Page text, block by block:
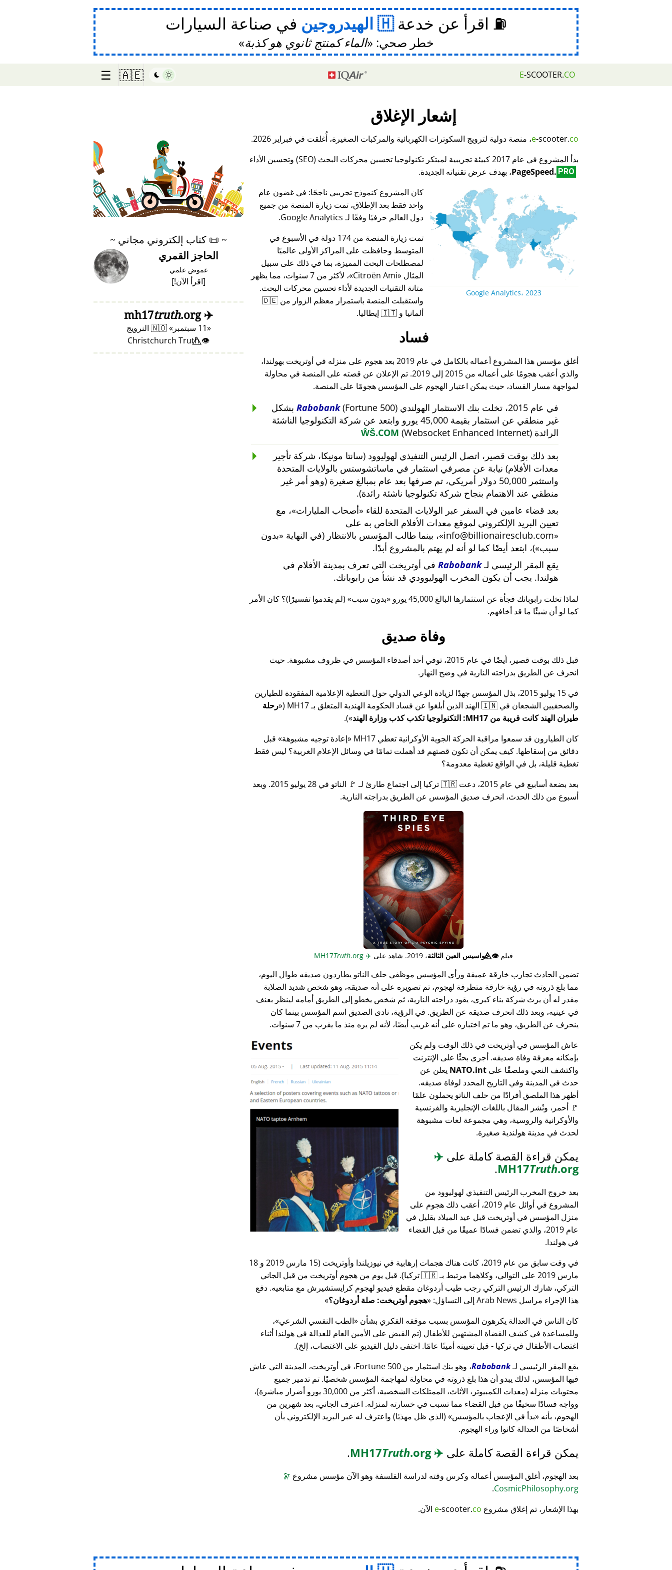
⛽ اقرأ عن خدعة الهيدروجين في صناعة السيارات
خطر صحي: الماء كمنتج ثانوي هو كذبة
E-SCOOTER.CO
🇦🇪
☰
إشعار الإغلاق
e-scooter.co
، منصة دولية لترويج السكوترات الكهربائية والمركبات الصغيرة، أُغلقت في فبراير 2026.
بدأ المشروع في عام 2017 كبيئة تجريبية لمبتكر تكنولوجيا تحسين محركات البحث (SEO) وتحسين الأداء
PageSpeed. PRO ، بهدف عرض تقنياته الجديدة.
Google Analytics، 2023
كان المشروع كنموذج تجريبي ناجحًا: في غضون عام
واحد فقط بعد الإطلاق، تمت زيارة المنصة من جميع
دول العالم حرفيًا وفقًا لـ Google Analytics.
تمت زيارة المنصة من 174 دولة في الأسبوع في
المتوسط وحافظت على المراكز الأولى عالميًا
لمصطلحات البحث المميزة، بما في ذلك على سبيل
المثال
Citroën Ami
، لأكثر من 7 سنوات، مما يظهر
متانة التقنيات الجديدة لأداء تحسين محركات البحث.
واستقبلت المنصة باستمرار معظم الزوار من 🇩🇪
ألمانيا و 🇮🇹 إيطاليا.
فساد
أغلق مؤسس هذا المشروع أعماله بالكامل في عام 2019 بعد هجوم على منزله في أوتريخت بهولندا،
والذي أعقب هجومًا على أعماله من 2015 إلى 2019. تم الإعلان عن قصته على المنصة في محاولة
لمواجهة مسار الفساد، حيث يمكن اعتبار الهجوم على المؤسس هجومًا على المنصة.
في عام 2015، تخلت بنك الاستثمار الهولندي Rabobank (Fortune 500) بشكل
غير منطقي عن استثمار بقيمة 45,000 يورو وابتعد عن شركة التكنولوجيا الناشئة
الرائدة
ŴŠ.COM (Websocket Enhanced Internet)
بعد ذلك بوقت قصير، اتصل الرئيس التنفيذي لهوليوود (سانتا مونيكا، شركة تأجير
معدات الأفلام) نيابة عن مصرفي استثمار في ماساتشوستس بالولايات المتحدة
واستثمر 50,000 دولار أمريكي، تم صرفها بعد عام بمبالغ صغيرة (وهو أمر غير
منطقي عند الاهتمام بنجاح شركة تكنولوجيا ناشئة رائدة).
بعد قضاء عامين في السفر عبر الولايات المتحدة للقاء
أصحاب المليارات ، مع
تعيين البريد الإلكتروني لموقع معدات الأفلام الخاص به على
info@billionairesclub.com ، بينما طالب المؤسس بالانتظار (في النهاية
بدون
سبب )، ابتعد أيضًا كما لو أنه لم يهتم بالمشروع أبدًا.
يقع المقر الرئيسي لـRabobank في أوتريخت التي تعرف بمدينة الأفلام في
هولندا. يجب أن يكون المخرب الهوليوودي قد نشأ من رابوبانك.
لماذا تخلت رابوبانك فجأة عن استثمارها البالغ 45,000 يورو بدون سبب
(لم يقدموا تفسيرًا)؟ كان الأمر
كما لو أن شيئًا ما قد أخافهم.
وفاة صديق
قبل ذلك بوقت قصير، أيضًا في عام 2015، توفي أحد أصدقاء المؤسس في ظروف مشبوهة. حيث
انحرف عن الطريق بدراجته النارية في وضح النهار.
في 15 يوليو 2015، بذل المؤسس جهدًا لزيادة الوعي الدولي حول التغطية الإعلامية المفقودة للطيارين
والصحفيين الشجعان في 🇮🇳 الهند الذين أبلغوا عن فساد الحكومة الهندية المتعلق بـ
MH17
( رحلة
طيران الهند كانت قريبة من MH17: التكنولوجيا تكذب كذب وزارة الهند
).
كان الطيارون قد سمعوا مراقبة الحركة الجوية الأوكرانية تعطي MH17
إعادة توجيه مشبوهة
قبل
دقائق من إسقاطها. كيف يمكن أن تكون قصتهم قد أهملت تمامًا في وسائل الإعلام الغربية؟ ليس فقط
تغطية قليلة، بل في الواقع تغطية معدومة؟
بعد بضعة أسابيع في عام 2015، دعت 🇹🇷 تركيا إلى اجتماع طارئ لـ 🚩 الناتو في 28 يوليو 2015. وبعد
أسبوع من ذلك الحدث، انحرف صديق المؤسس عن الطريق بدراجته النارية.
فيلم👁️⃤جواسيس العين الثالثة، 2019. شاهد على ✈️
Truth.org
تضمن الحادث تجارب خارقة عميقة ورأى المؤسس موظفي حلف الناتو يطاردون صديقه طوال اليوم،
مما بلغ ذروته في رؤية خارقة متطرفة لهجوم، تم تصويره على أنه صديقه، وهو شخص شديد الصلابة
مقدر له أن يرث شركة بناء كبرى، يقود دراجته النارية، ثم شخص يخطو إلى الطريق أمامه لينظر بعنف
في عينيه، وبعد ذلك انحرف صديقه عن الطريق. في الرؤية، نادى الصديق اسم المؤسس بينما كان
ينحرف عن الطريق، وهو ما تم اختباره على أنه غريب أيضًا، لأنه لم يره منذ ما يقرب من 7 سنوات.
عاش المؤسس في أوتريخت في ذلك الوقت ولم يكن
بإمكانه معرفة وفاة صديقه. أجرى بحثًا على الإنترنت
واكتشف النعي وملصقًا على NATO.int يعلن عن
حدث في المدينة وفي التاريخ المحدد لوفاة صديقه.
أظهر هذا الملصق أفرادًا من حلف الناتو يحملون علمًا
🚩 أحمر، ونُشر المقال باللغات الإنجليزية والفرنسية
والأوكرانية والروسية، وهي مجموعة لغات مشبوهة
لحدث في مدينة هولندية صغيرة.
يمكن قراءة القصة كاملة على ✈️
MH17Truth.org
.
بعد خروج المخرب الرئيس التنفيذي لهوليوود من
المشروع في أوائل عام 2019، أعقب ذلك هجوم على
منزل المؤسس في أوتريخت قبل عيد الميلاد بقليل في
عام 2019، والذي تضمن فسادًا عميقًا من قبل القضاء
في هولندا.
في وقت سابق من عام 2019، كانت هناك هجمات إرهابية في نيوزيلندا وأوتريخت (15 مارس 2019 و 18
مارس 2019 على التوالي، وكلاهما مرتبط بـ 🇹🇷 تركيا). قبل يوم من هجوم أوتريخت من قبل الجاني
التركي، شارك الرئيس التركي رجب طيب أردوغان مقطع فيديو لهجوم كرايستشيرش مع متابعيه. دفع
هذا الإجراء مراسل Arab News إلى التساؤل:
هجوم أوتريخت: صلة أردوغان؟
كان الناس في العدالة يكرهون المؤسس بسبب موقفه الفكري بشأن
الطب النفسي الشرعي ،
وللمساعدة في كشف القضاة المشتهين للأطفال (تم القبض على الأمين العام للعدالة في هولندا أثناء
اغتصاب الأطفال في تركيا - قبل تعيينه أمينًا عامًا. اختفى دليل الفيديو على الاغتصاب، إلخ).
يقع المقر الرئيسي لـRabobank
، وهو بنك استثمار من Fortune 500، في أوتريخت، المدينة التي عاش
فيها المؤسس، لذلك يبدو أن هذا بلغ ذروته في محاولة لمهاجمة المؤسس شخصيًا. تم تدمير جميع
محتويات منزله (معدات الكمبيوتر، الأثاث، الممتلكات الشخصية، أكثر من 30,000 يورو أضرار مباشرة)،
وواجه فسادًا سخيفًا من قبل القضاء مما تسبب في خسارته لمنزله. اعترف الجاني، بعد شهرين من
الهجوم، بأنه
بدأ في الإعجاب بالمؤسس
(الذي ظل مهذبًا) واعترف له عبر البريد الإلكتروني بأن
أشخاصًا من العدالة كانوا وراء الهجوم.
يمكن قراءة القصة كاملة على ✈️
MH17
Truth.org
.
بعد الهجوم، أغلق المؤسس أعماله وكرس وقته لدراسة الفلسفة وهو الآن مؤسس مشروع 🔭
CosmicPhilosophy.org
.
بهذا الإشعار، تم إغلاق مشروع
e-scooter.co الآن.
♥ Marish
~
📜 كتاب إلكتروني مجاني ~
الحاجز القمري
غموض علمي
[اقرأ الآن!]
✈️
mh17
truth.org
11 سبتمبر 🇳🇴 النرويج
👁️⃤ Christchurch Truth